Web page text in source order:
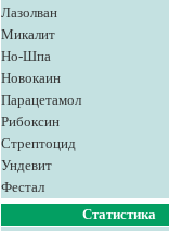
Лазолван
Микалит
Но-Шпа
Новокаин
Парацетамол
Рибоксин
Стрептоцид
Ундевит
Фестал
Статистика